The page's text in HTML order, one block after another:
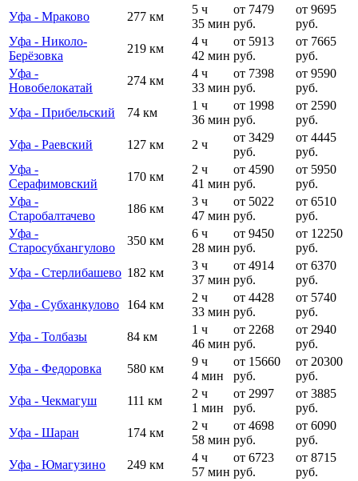
Уфа - Мраково
277 км
5 ч
35 мин
от 7479
руб.
от 9695
руб.
Уфа - Николо-
Берёзовка
219 км
4 ч
42 мин
от 5913
руб.
от 7665
руб.
Уфа -
Новобелокатай
274 км
4 ч
33 мин
от 7398
руб.
от 9590
руб.
Уфа - Прибельский
74 км
1 ч
36 мин
от 1998
руб.
от 2590
руб.
Уфа - Раевский
127 км 2 ч
от 3429
руб.
от 4445
руб.
Уфа -
Серафимовский
170 км
2 ч
41 мин
от 4590
руб.
от 5950
руб.
Уфа -
Старобалтачево
186 км
3 ч
47 мин
от 5022
руб.
от 6510
руб.
Уфа -
Старосубхангулово
350 км
6 ч
28 мин
от 9450
руб.
от 12250
руб.
Уфа - Стерлибашево 182 км
3 ч
37 мин
от 4914
руб.
от 6370
руб.
Уфа - Субханкулово
164 км
2 ч
33 мин
от 4428
руб.
от 5740
руб.
Уфа - Толбазы
84 км
1 ч
46 мин
от 2268
руб.
от 2940
руб.
Уфа - Федоровка
580 км
9 ч
4 мин
от 15660
руб.
от 20300
руб.
Уфа - Чекмагуш
111 км
2 ч
1 мин
от 2997
руб.
от 3885
руб.
Уфа - Шаран
174 км
2 ч
58 мин
от 4698
руб.
от 6090
руб.
Уфа - Юмагузино
249 км
4 ч
57 мин
от 6723
руб.
от 8715
руб.